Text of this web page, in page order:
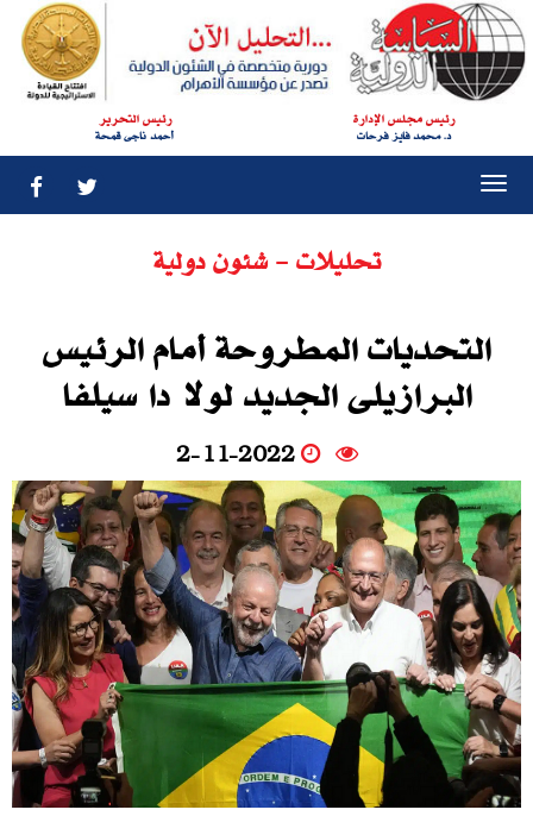
رئيس مجلس الإدارة
د. محمد فايز فرحات
رئيس التحرير
أحمد ناجى قمحة
تحليلات - شئون دولية
التحديات المطروحة أمام الرئيس
البرازيلى الجديد لولا دا سيلفا
2-11-2022